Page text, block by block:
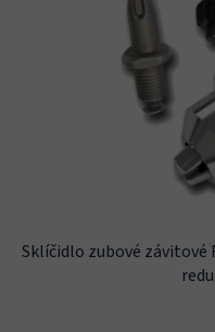
Sklíčidlo zubové závitové